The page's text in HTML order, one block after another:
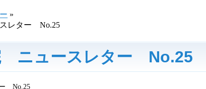
»
レター No.25
ニュースレター No.25